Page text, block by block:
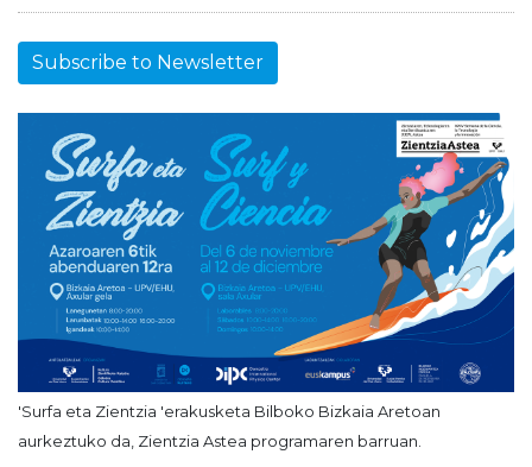
Subscribe to Newsletter
'Surfa eta Zientzia 'erakusketa Bilboko Bizkaia Aretoan
aurkeztuko da, Zientzia Astea programaren barruan.